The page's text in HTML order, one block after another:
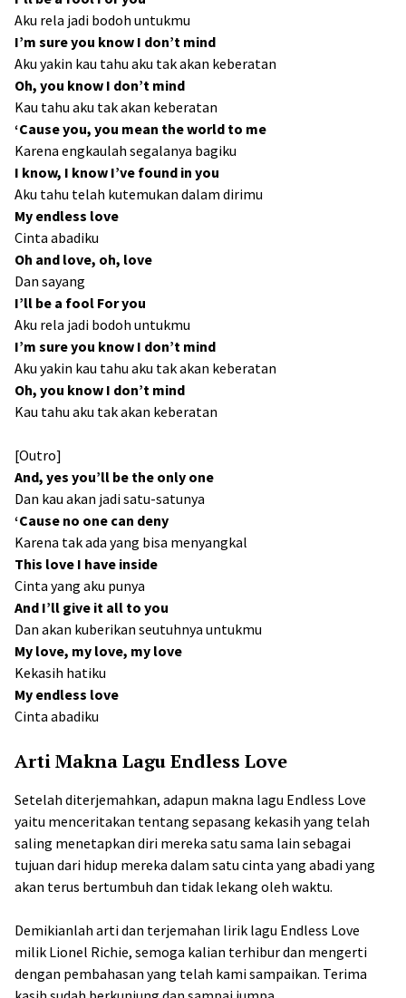
Aku rela jadi bodoh untukmu
I’m sure you know I don’t mind
Aku yakin kau tahu aku tak akan keberatan
Oh, you know I don’t mind
Kau tahu aku tak akan keberatan
‘Cause you, you mean the world to me
Karena engkaulah segalanya bagiku
I know, I know I’ve found in you
Aku tahu telah kutemukan dalam dirimu
My endless love
Cinta abadiku
Oh and love, oh, love
Dan sayang
I’ll be a fool For you
Aku rela jadi bodoh untukmu
I’m sure you know I don’t mind
Aku yakin kau tahu aku tak akan keberatan
Oh, you know I don’t mind
Kau tahu aku tak akan keberatan
[Outro]
And, yes you’ll be the only one
Dan kau akan jadi satu-satunya
‘Cause no one can deny
Karena tak ada yang bisa menyangkal
This love I have inside
Cinta yang aku punya
And I’ll give it all to you
Dan akan kuberikan seutuhnya untukmu
My love, my love, my love
Kekasih hatiku
My endless love
Cinta abadiku
Arti Makna Lagu Endless Love
Setelah diterjemahkan, adapun makna lagu Endless Love
yaitu menceritakan tentang sepasang kekasih yang telah
saling menetapkan diri mereka satu sama lain sebagai
tujuan dari hidup mereka dalam satu cinta yang abadi yang
akan terus bertumbuh dan tidak lekang oleh waktu.
Demikianlah arti dan terjemahan lirik lagu Endless Love
milik Lionel Richie, semoga kalian terhibur dan mengerti
dengan pembahasan yang telah kami sampaikan. Terima